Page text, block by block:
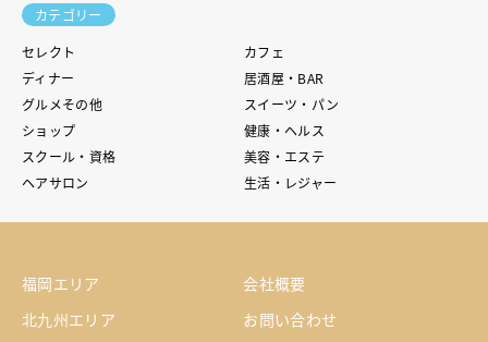
カテゴリー
セレクト
カフェ
ディナー
居酒屋・BAR
グルメその他
スイーツ・パン
ショップ
健康・ヘルス
スクール・資格
美容・エステ
ヘアサロン
生活・レジャー
福岡エリア
北九州エリア
会社概要
お問い合わせ